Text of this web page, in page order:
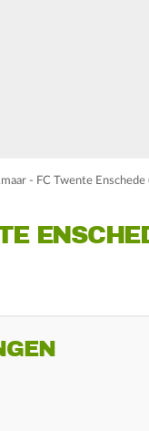
- FC Twente Enschede